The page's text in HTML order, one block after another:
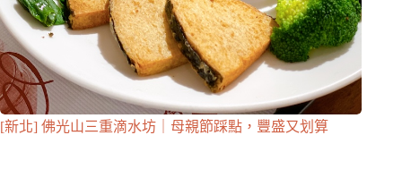
[新北] 佛光山三重滴水坊｜母親節踩點，豐盛又划算